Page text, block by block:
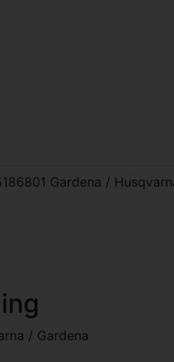
Gardena /
/ Gardena